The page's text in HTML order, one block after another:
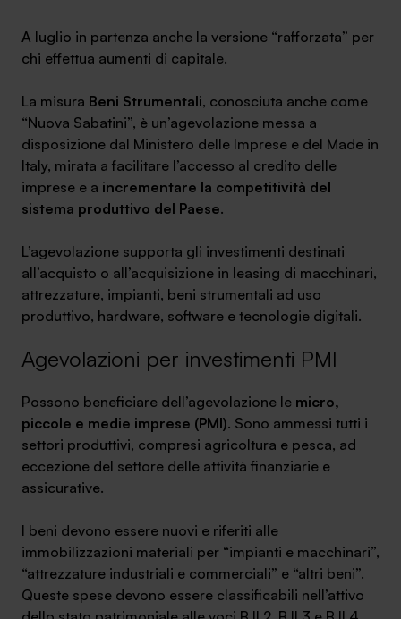
Ambassador
Contatti
Lavora con noi
+030.3540104
info@safinance.it
SA Finance Mediazione Creditizia Srl, società di mediazione creditizia iscritta
all'Oam n.M336
A luglio in partenza anche la versione “rafforzata” per
chi effettua aumenti di capitale.
La misura Beni Strumentali, conosciuta anche come
“Nuova Sabatini”, è un’agevolazione messa a
disposizione dal Ministero delle Imprese e del Made in
Italy, mirata a facilitare l’accesso al credito delle
imprese e a incrementare la competitività del
sistema produttivo del Paese.
L’agevolazione supporta gli investimenti destinati
all’acquisto o all’acquisizione in leasing di macchinari,
attrezzature, impianti, beni strumentali ad uso
produttivo, hardware, software e tecnologie digitali.
Agevolazioni per investimenti PMI
Possono beneficiare dell’agevolazione le micro,
piccole e medie imprese (PMI). Sono ammessi tutti i
settori produttivi, compresi agricoltura e pesca, ad
eccezione del settore delle attività finanziarie e
assicurative.
I beni devono essere nuovi e riferiti alle
immobilizzazioni materiali per “impianti e macchinari”,
“attrezzature industriali e commerciali” e “altri beni”.
Queste spese devono essere classificabili nell’attivo